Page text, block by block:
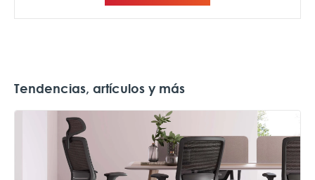
Tendencias, artículos y más